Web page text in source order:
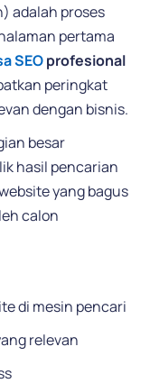
adalah proses
pertama
SEOprofesional
peringkat
dengan bisnis.
besar
hasil pencarian
yang bagus
calon
di mesin pencari
relevan